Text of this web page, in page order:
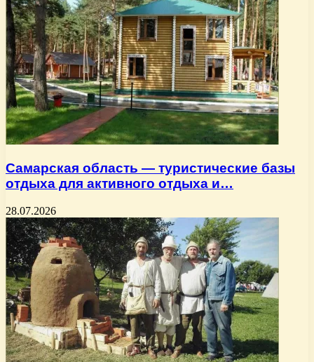
Самарская область — туристические базы
отдыха для активного отдыха и…
28.07.2026